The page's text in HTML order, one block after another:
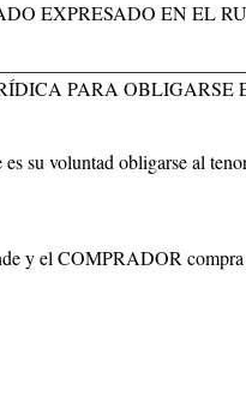
EXPRESADO EN EL
PARA OBLIGARSE
su voluntad obligarse al
y el COMPRADOR compra